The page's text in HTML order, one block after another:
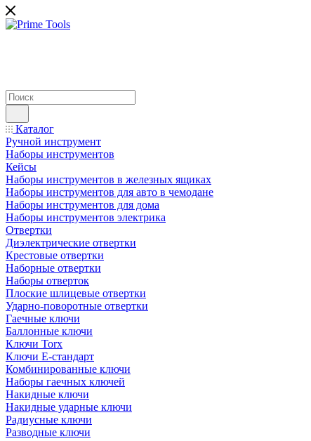
Каталог
Ручной инструмент
Наборы инструментов
Кейсы
Наборы инструментов в железных ящиках
Наборы инструментов для авто в чемодане
Наборы инструментов для дома
Наборы инструментов электрика
Отвертки
Диэлектрические отвертки
Крестовые отвертки
Наборные отвертки
Наборы отверток
Плоские шлицевые отвертки
Ударно-поворотные отвертки
Гаечные ключи
Баллонные ключи
Ключи Torx
Ключи Е-стандарт
Комбинированные ключи
Наборы гаечных ключей
Накидные ключи
Накидные ударные ключи
Радиусные ключи
Разводные ключи